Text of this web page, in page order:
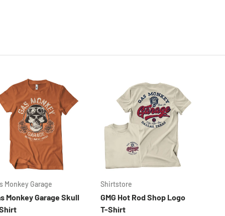
Monkey Garage
Monkey Garage Skull
Shirtstore
GMG Hot Rod Shop Logo
T-Shirt